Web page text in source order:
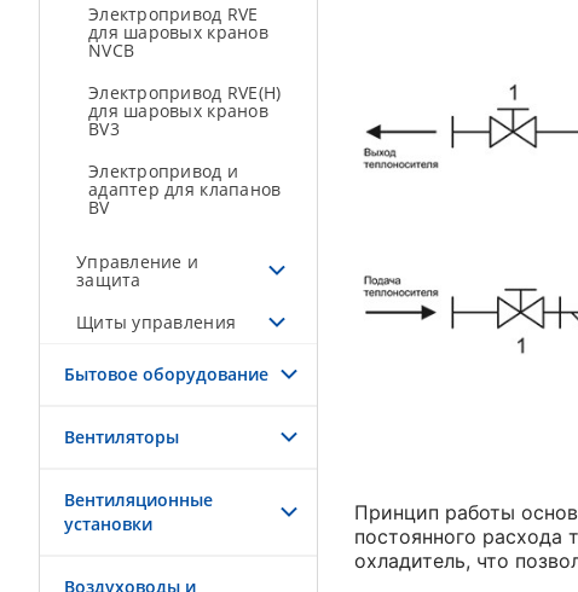
Электропривод RVE
для шаровых кранов
NVCB
Электропривод RVE(H)
для шаровых кранов
BV3
Электропривод и
адаптер для клапанов
BV
Управление и
защита
Щиты управления
Бытовое оборудование
Вентиляторы
Вентиляционные
установки
Воздуховоды и
Принцип работы
постоянного расхода
охладитель, что